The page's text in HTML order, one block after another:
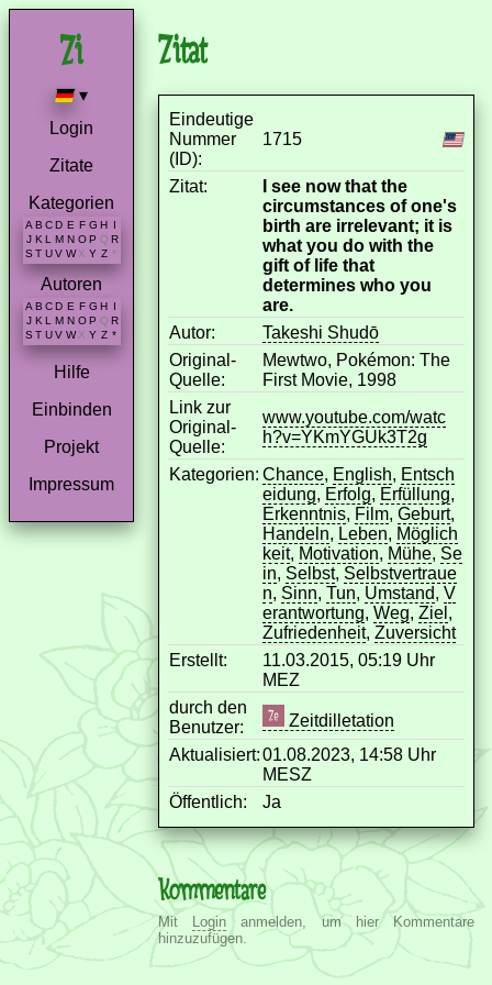
▾
Login
Zitate
Kategorien
A B C D E F G H I
J K L M N O P Q R
S T U V W X Y Z *
Autoren
A B C D E F G H
J K L M N O P Q R
S T U V W X Y Z *
Hilfe
Einbinden
Projekt
Impressum
Zitat
Eindeutige
Nummer
(ID):
1715
Zitat:
I see now that the
circumstances of one's
birth are irrelevant; it is
what you do with the
gift of life that
determines who you
are.
Autor:
Takeshi Shudō
Original-
Quelle:
Mewtwo, Pokémon: The
First Movie, 1998
Link zur
Original-
Quelle:
www.youtube.com/watc
h?v=YKmYGUk3T2g
Kategorien: Chance, English, Entsch
eidung, Erfolg, Erfüllung,
Erkenntnis, Film, Geburt,
Handeln, Leben, Möglich
keit, Motivation, Mühe, Se
in, Selbst, Selbstvertraue
n, Sinn, Tun, Umstand, V
erantwortung, Weg, Ziel ,
Zufriedenheit, Zuversicht
Erstellt:
11.03.2015, 05:19 Uhr
MEZ
durch den
Benutzer:
Zeitdilletation
Aktualisiert:01.08.2023, 14:58 Uhr
MESZ
Öffentlich:
Ja
Kommentare
Mit Login anmelden, um hier Kommentare
hinzuzufügen.